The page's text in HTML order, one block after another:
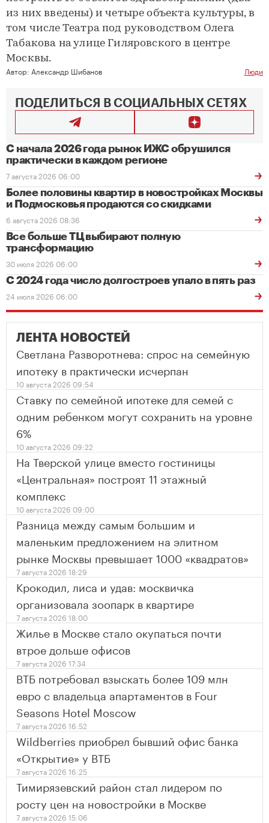
из них введены) и четыре объекта культуры, в
том числе Театра под руководством Олега
Табакова на улице Гиляровского в центре
Москвы.
Автор: Александр Шибанов Люди
ПОДЕЛИТЬСЯ В СОЦИАЛЬНЫХ СЕТЯХ
С начала 2026 года рынок ИЖС обрушился
практически в каждом регионе
7 августа 2026 06:00
Более половины квартир в новостройках Москвы
и Подмосковья продаются со скидками
6 августа 2026 08:36
Все больше ТЦ выбирают полную
трансформацию
30 июля 2026 06:00
С 2024 года число долгостроев упало в пять раз
24 июля 2026 06:00
ЛЕНТА НОВОСТЕЙ
Светлана Разворотнева: спрос на семейную
ипотеку в практически исчерпан
10 августа 2026 09:54
Ставку по семейной ипотеке для семей с
одним ребенком могут сохранить на уровне
6%
10 августа 2026 09:22
На Тверской улице вместо гостиницы
«Центральная» построят 11 этажный
комплекс
10 августа 2026 09:00
Разница между самым большим и
маленьким предложением на элитном
рынке Москвы превышает 1000 «квадратов»
7 августа 2026 18:29
Крокодил, лиса и удав: москвичка
организовала зоопарк в квартире
7 августа 2026 18:00
Жилье в Москве стало окупаться почти
втрое дольше офисов
7 августа 2026 17:34
ВТБ потребовал взыскать более 109 млн
евро с владельца апартаментов в Four
Seasons Hotel Moscow
7 августа 2026 16:52
Wildberries приобрел бывший офис банка
«Открытие» у ВТБ
7 августа 2026 16:25
Тимирязевский район стал лидером по
росту цен на новостройки в Москве
7 августа 2026 15:06